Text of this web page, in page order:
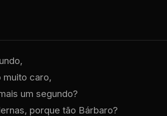
muito caro,
um segundo?
porque tão Bárbaro?